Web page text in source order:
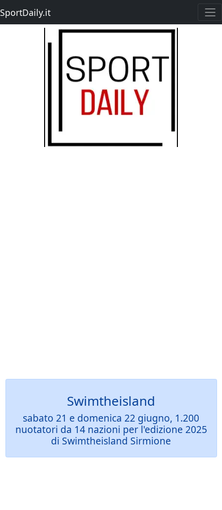
SportDaily.it
Swimtheisland
sabato 21 e domenica 22 giugno, 1.200
nuotatori da 14 nazioni per l'edizione 2025
di Swimtheisland Sirmione